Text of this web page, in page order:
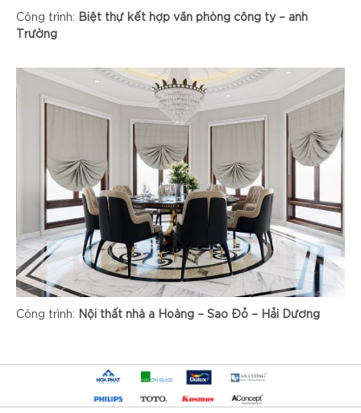
Công trình: Biệt thự kết hợp văn phòng công ty – anh
Trường
Công trình: Nội thất nhà a Hoàng – Sao Đỏ – Hải Dương